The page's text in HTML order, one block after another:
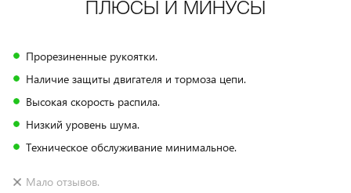
ПЛЮСЫ И МИНУСЫ
Прорезиненные рукоятки.
Наличие защиты двигателя и тормоза цепи.
Высокая скорость распила.
Низкий уровень шума.
Техническое обслуживание минимальное.
Мало отзывов.